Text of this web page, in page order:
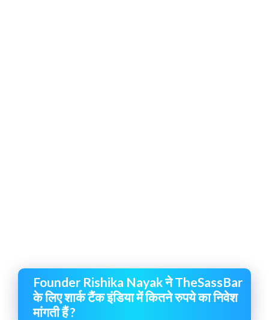
Founder Rishika Nayak ने TheSassBar
के लिए शार्क टैंक इंडिया में कितने रुपये का निवेश
मांगती हैं ?